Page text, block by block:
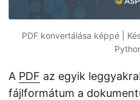
PDF konvertálása képpé |
A PDF az egyik
fájlformátum a